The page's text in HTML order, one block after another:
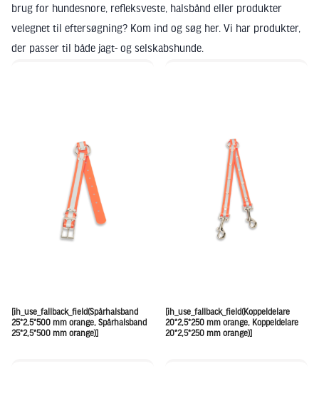
brug for hundesnore, refleksveste, halsbånd eller produkter
velegnet til eftersøgning? Kom ind og søg her. Vi har produkter,
der passer til både jagt- og selskabshunde.
[ih_use_fallback_field(Spårhalsband
25*2,5*500 mm orange, Spårhalsband
25*2,5*500 mm orange)]
[ih_use_fallback_field(Koppeldelare
20*2,5*250 mm orange, Koppeldelare
20*2,5*250 mm orange)]